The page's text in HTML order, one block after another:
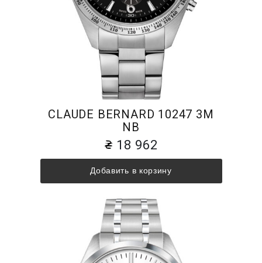
CLAUDE BERNARD 10247 3M
NB
18 962
Добавить в корзину